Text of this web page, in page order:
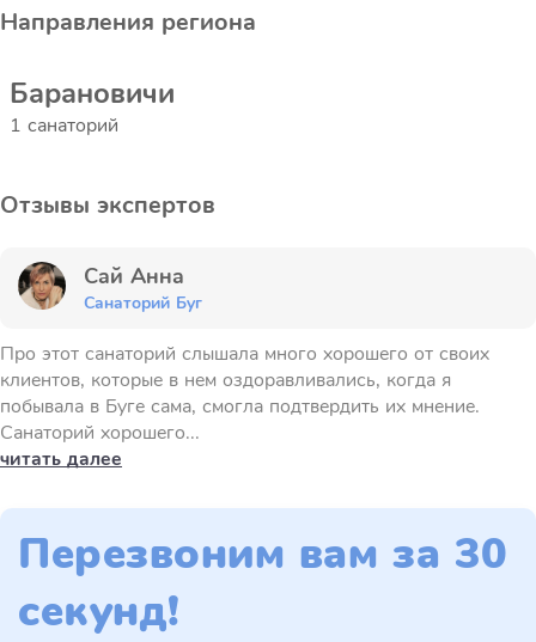
Направления региона
Барановичи
1 санаторий
Отзывы экспертов
Сай Анна
Санаторий Буг
Про этот санаторий слышала много хорошего от своих
клиентов, которые в нем оздоравливались, когда я
побывала в Буге сама, смогла подтвердить их мнение.
Санаторий хорошего...
читать далее
Перезвоним вам за 30
секунд!